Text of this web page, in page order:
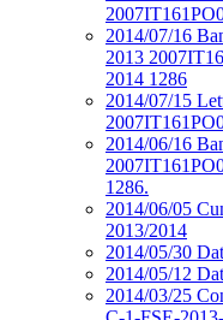
2014/07/16
2013
2014 1286
2014/07/15
2014/06/16
1286.
2014/06/05
2013/2014
2014/05/30
2014/05/12
2014/03/25